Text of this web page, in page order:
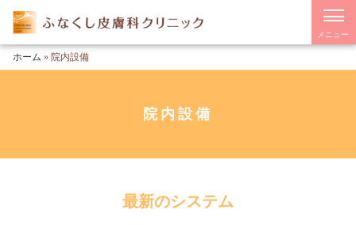
メニュー
ホーム » 院内設備
院内設備
最新のシステム